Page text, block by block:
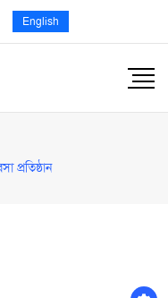
English
প্রতিষ্ঠান